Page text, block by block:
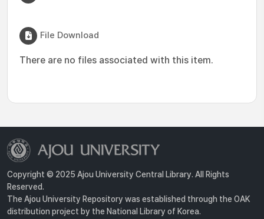
File Download
There are no files associated with this item.
Copyright © 2025 Ajou University Central Library. All Rights
Reserved.
The Ajou University Repository was established through the OAK
distribution project by the National Library of Korea.